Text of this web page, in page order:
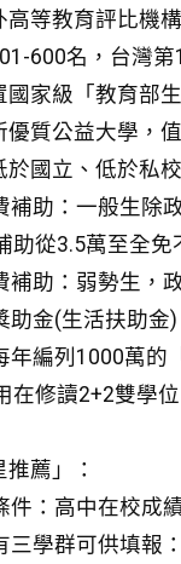
高等教育評比機
600名，台灣
家級「教育部
優質公益大學，
國立、低於私
補助：一般生除
助從3.5萬至全免
補助：弱勢生，
助金(生活扶助金
年編列1000萬的
在修讀2+2雙學
薦」：
件：高中在校成
三學群可供填報